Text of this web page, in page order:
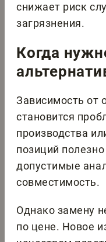
снижает риск
загрязнения.
Когда
Зависимость от
становится
производства
позиций
допустимые
совместимость.
Однако замену
по цене. Новое